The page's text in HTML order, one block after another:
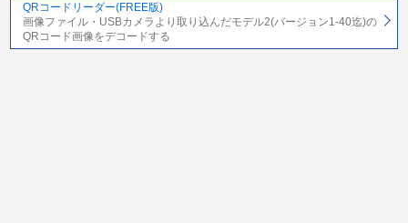
QRコードリーダー(FREE版)
画像ファイル・USBカメラより取り込んだモデル2(バージョン1-40迄)の
QRコード画像をデコードする